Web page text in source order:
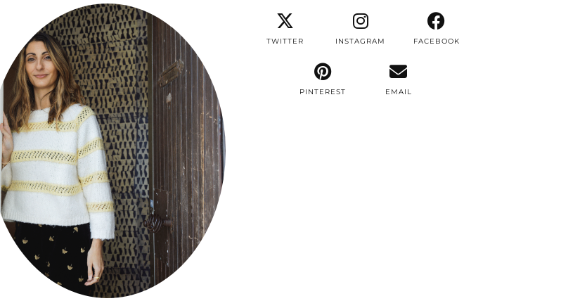
TWITTER INSTAGRAM FACEBOOK
PINTEREST EMAIL